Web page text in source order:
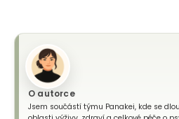
O autorce
Jsem součástí týmu Panakei, kde se